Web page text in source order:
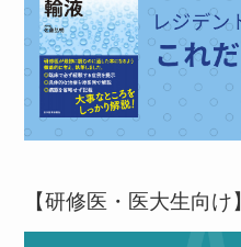
【研修医・医大生向け】